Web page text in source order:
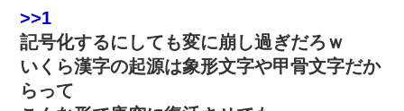
>>1
記号化するにしても変に崩し過ぎだろｗ
いくら漢字の起源は象形文字や甲骨文字だか
らって